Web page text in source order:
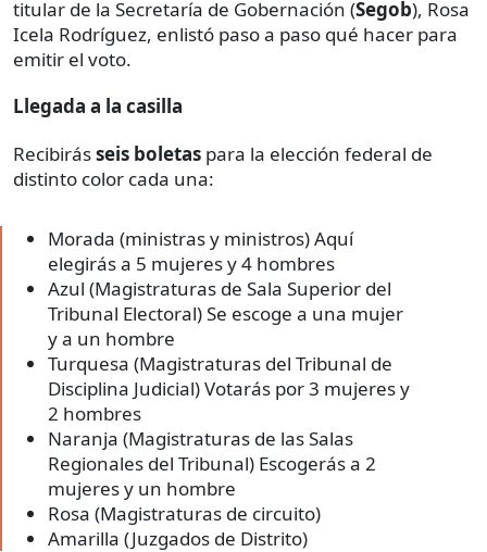
titular de la Secretaría de Gobernación (Segob), Rosa
Icela Rodríguez, enlistó paso a paso qué hacer para
emitir el voto.
Llegada a la casilla
Recibirásseis boletas para la elección federal de
distinto color cada una:
Morada (ministras y ministros) Aquí
elegirás a 5 mujeres y 4 hombres
Azul (Magistraturas de Sala Superior del
Tribunal Electoral) Se escoge a una mujer
y a un hombre
Turquesa (Magistraturas del Tribunal de
Disciplina Judicial) Votarás por 3 mujeres y
2 hombres
Naranja (Magistraturas de las Salas
Regionales del Tribunal) Escogerás a 2
mujeres y un hombre
Rosa (Magistraturas de circuito)
Amarilla (Juzgados de Distrito)